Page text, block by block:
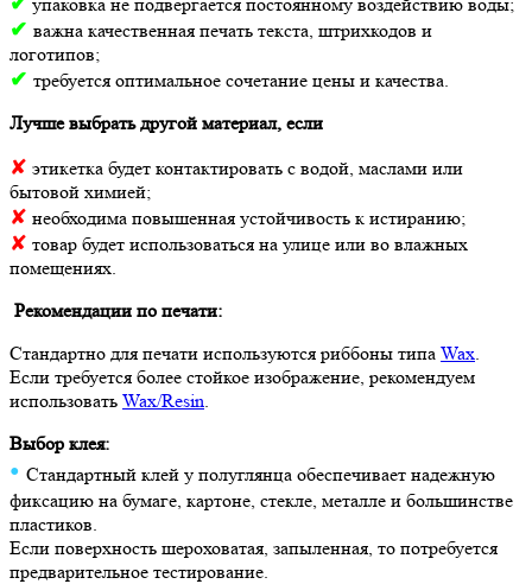
✔ важна качественная печать текста, штрихкодов и
логотипов;
✔ требуется оптимальное сочетание цены и качества.
Лучше выбрать другой материал, если
✘ этикетка будет контактировать с водой, маслами или
бытовой химией;
✘ необходима повышенная устойчивость к истиранию;
✘ товар будет использоваться на улице или во влажных
помещениях.
Рекомендации по печати:
Стандартно для печати используются риббоны типа Wax
Если требуется более стойкое изображение, рекомендуем
использовать Wax/Resin
Выбор клея:
• Стандартный клей у полуглянца обеспечивает надежную
фиксацию на бумаге, картоне, стекле, металле и большинстве
пластиков.
Если поверхность шероховатая, запыленная, то потребуется
предварительное тестирование.